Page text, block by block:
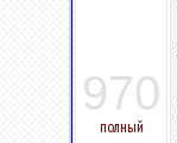
970
полный